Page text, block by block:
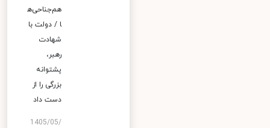
هم‌جناحی‌ه
ا / دولت با
شهادت
رهبر،
پشتوانه
بزرگی را از
دست داد
1405/05/